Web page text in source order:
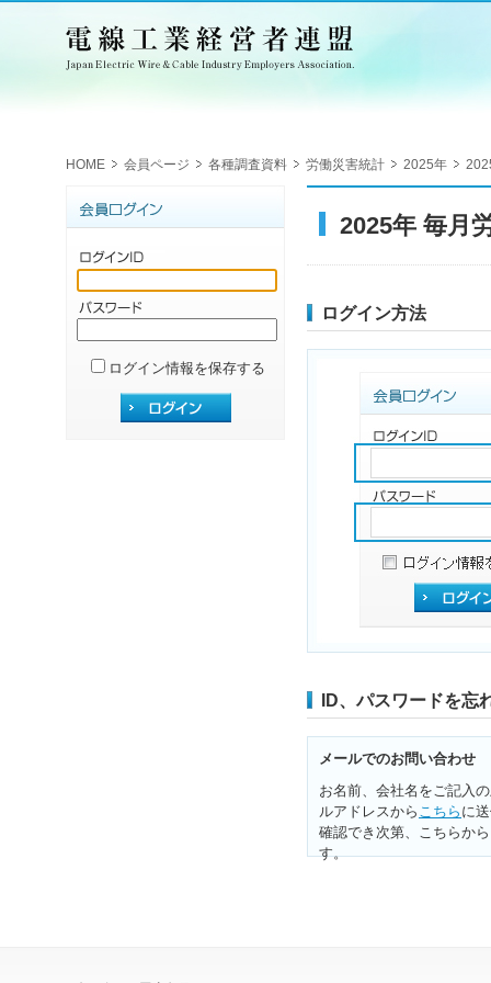
HOME 会員ページ 各種調査資料 労働災害統計 2025年
2025年 毎月
ログイン方法
ID、パスワードを忘
メールでのお問い合わせ
お名前、会社名をご記入
ルアドレスから こちら に
確認でき次第、こちらか
す。
ログイン情報を保存する